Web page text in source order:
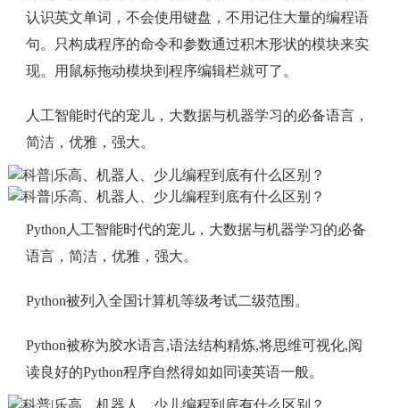
认识英文单词，不会使用键盘，不用记住大量的编程语
句。只构成程序的命令和参数通过积木形状的模块来实
现。用鼠标拖动模块到程序编辑栏就可了。
人工智能时代的宠儿，大数据与机器学习的必备语言，
简洁，优雅，强大。
Python人工智能时代的宠儿，大数据与机器学习的必备
语言，简洁，优雅，强大。
Python被列入全国计算机等级考试二级范围。
Python被称为胶水语言,语法结构精炼,将思维可视化,阅
读良好的Python程序自然得如如同读英语一般。